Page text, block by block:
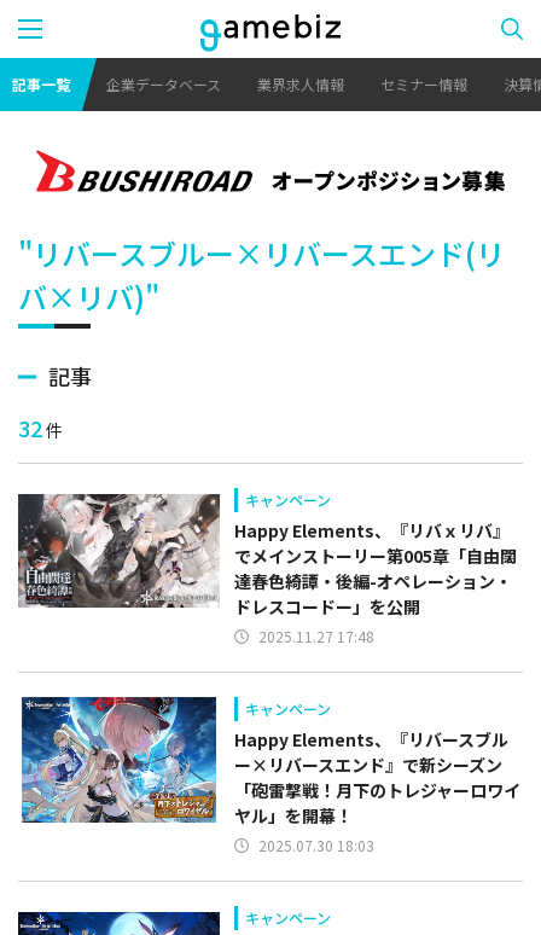
記事一覧 企業データベース 業界求人情報 セミナー情報 決算
"リバースブルー×リバースエンド(リ
バ×リバ)"
記事
32件
キャンペーン
Happy Elements、『リバｘリバ』
でメインストーリー第005章「自由闊
達春色綺譚・後編-オペレーション・
ドレスコードー」を公開
2025.11.27 17:48
キャンペーン
Happy Elements、『リバースブル
ー×リバースエンド』で新シーズン
「砲雷撃戦！月下のトレジャーロワイ
ヤル」を開幕！
2025.07.30 18:03
キャンペーン